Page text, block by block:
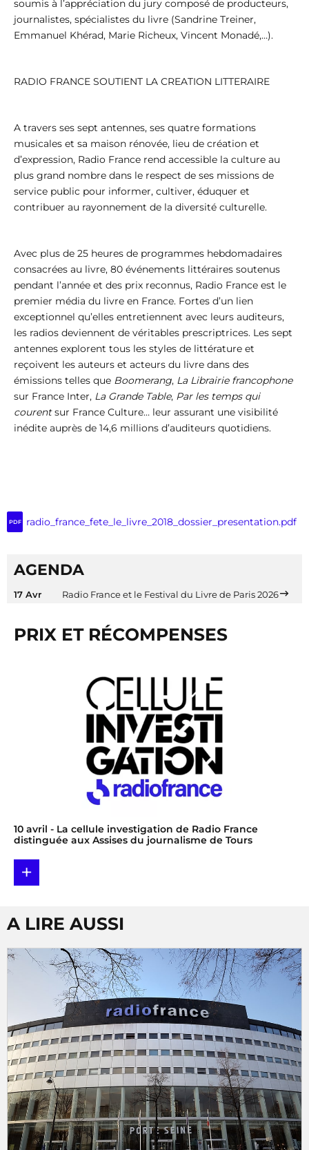
soumis à l’appréciation du jury composé de producteurs,
journalistes, spécialistes du livre (Sandrine Treiner,
Emmanuel Khérad, Marie Richeux, Vincent Monadé,…).
RADIO FRANCE SOUTIENT LA CREATION LITTERAIRE
A travers ses sept antennes, ses quatre formations
musicales et sa maison rénovée, lieu de création et
d’expression, Radio France rend accessible la culture au
plus grand nombre dans le respect de ses missions de
service public pour informer, cultiver, éduquer et
contribuer au rayonnement de la diversité culturelle.
Avec plus de 25 heures de programmes hebdomadaires
consacrées au livre, 80 événements littéraires soutenus
pendant l’année et des prix reconnus, Radio France est le
premier média du livre en France. Fortes d’un lien
exceptionnel qu’elles entretiennent avec leurs auditeurs,
les radios deviennent de véritables prescriptrices. Les sept
antennes explorent tous les styles de littérature et
reçoivent les auteurs et acteurs du livre dans des
émissions telles que Boomerang, La Librairie francophone
sur France Inter, La Grande Table, Par les temps qui
courentsur France Culture… leur assurant une visibilité
inédite auprès de 14,6 millions d’auditeurs quotidiens.
PDF radio_france_fete_le_livre_2018_dossier_presentation.pdf
AGENDA
17 Avr Radio France et le Festival du Livre de Paris 2026
PRIX ET RÉCOMPENSES
10 avril - La cellule investigation de Radio France
distinguée aux Assises du journalisme de Tours
+
A LIRE AUSSI